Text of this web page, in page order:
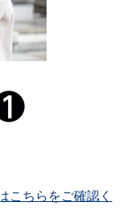
こちらをご確認く